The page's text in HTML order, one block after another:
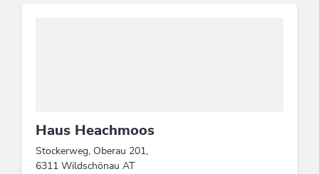
Haus Heachmoos
Stockerweg, Oberau 201,
6311 Wildschönau AT